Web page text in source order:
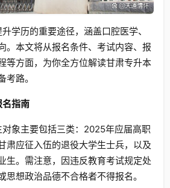
学历的重要途径，涵盖口腔医学、
。本文将从报名条件、考试内容、报
等方面，为你全方位解读甘肃专升本
考路。
指南
象主要包括三类：2025年应届高职
肃应征入伍的退役大学生士兵，以及
生。需注意，因违反教育考试规定处
思想政治品德不合格者不得报名。